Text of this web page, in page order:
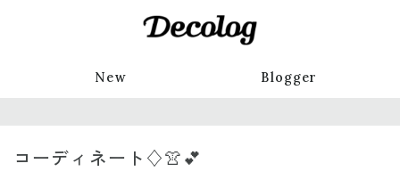
New Blogger
コーディネート♢👚💕